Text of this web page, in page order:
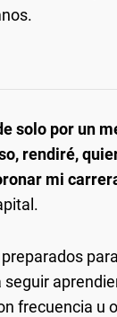
solo por un
rendiré,
mi
seguir
frecuencia u